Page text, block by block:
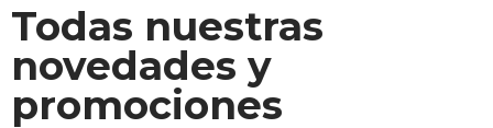
Todas nuestras
novedades y
promociones